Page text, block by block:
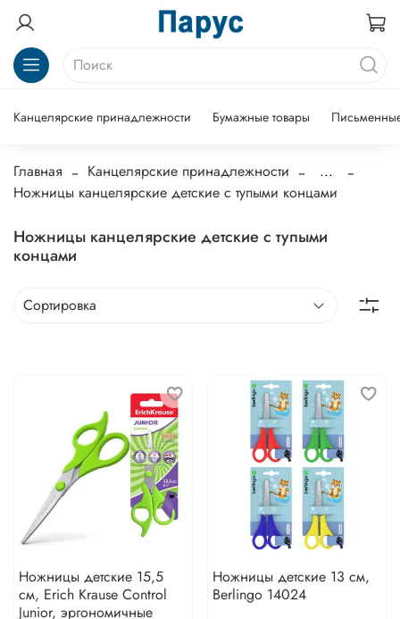
Канцелярские принадлежности Бумажные товары
Главная Канцелярские принадлежности
...
Ножницы канцелярские детские с тупыми концами
Ножницы канцелярские детские с тупыми
концами
Ножницы детские 15,5
см, Erich Krause Control
Junior, эргономичные
Ножницы детские 13 см,
Berlingo 14024